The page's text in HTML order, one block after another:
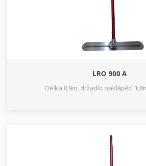
LRO 900 A
Délka 0,9m, držadlo naklápěcí